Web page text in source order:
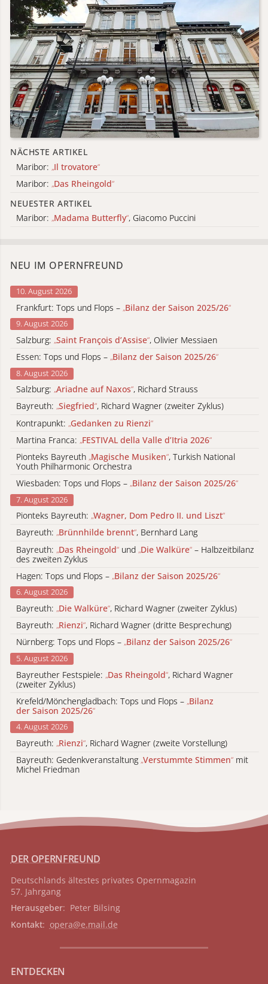
NÄCHSTE ARTIKEL
Maribor: „Il trovatore“
Maribor: „Das Rheingold“
NEUESTER ARTIKEL
Maribor: „Madama Butterfly“, Giacomo Puccini
NEU IM OPERNFREUND
10. August 2026
Frankfurt: Tops und Flops – „Bilanz der Saison 2025/26“
9. August 2026
Salzburg: „Saint François d’Assise“, Olivier Messiaen
Essen: Tops und Flops – „Bilanz der Saison 2025/26“
8. August 2026
Salzburg: „Ariadne auf Naxos“, Richard Strauss
Bayreuth: „Siegfried“, Richard Wagner (zweiter Zyklus)
Kontrapunkt: „Gedanken zu Rienzi“
Martina Franca: „FESTIVAL della Valle d’Itria 2026“
Pionteks Bayreuth „Magische Musiken“, Turkish National
Youth Philharmonic Orchestra
Wiesbaden: Tops und Flops – „Bilanz der Saison 2025/26“
7. August 2026
Pionteks Bayreuth: „Wagner, Dom Pedro II. und Liszt“
Bayreuth: „Brünnhilde brennt“, Bernhard Lang
Bayreuth: „Das Rheingold“ und „Die Walküre“ – Halbzeitbilanz
des zweiten Zyklus
Hagen: Tops und Flops – „Bilanz der Saison 2025/26“
6. August 2026
Bayreuth: „Die Walküre“, Richard Wagner (zweiter Zyklus)
Bayreuth: „Rienzi“, Richard Wagner (dritte Besprechung)
Nürnberg: Tops und Flops – „Bilanz der Saison 2025/26“
5. August 2026
Bayreuther Festspiele: „Das Rheingold“, Richard Wagner
(zweiter Zyklus)
Krefeld/Mönchengladbach: Tops und Flops – „Bilanz
der Saison 2025/26“
4. August 2026
Bayreuth: „Rienzi“, Richard Wagner (zweite Vorstellung)
Bayreuth: Gedenkveranstaltung „Verstummte Stimmen“ mit
Michel Friedman
DER OPERNFREUND
Deutschlands ältestes privates Opernmagazin
57. Jahrgang
Herausgeber: Peter Bilsing
Kontakt: opera@e.mail.de
ENTDECKEN